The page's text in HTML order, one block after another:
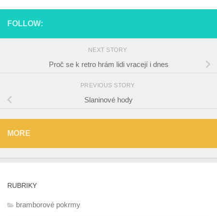
FOLLOW:
NEXT STORY
Proč se k retro hrám lidi vracejí i dnes
PREVIOUS STORY
Slaninové hody
MORE
RUBRIKY
bramborové pokrmy